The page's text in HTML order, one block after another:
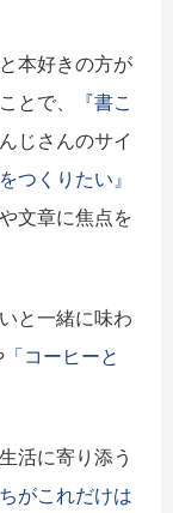
本好きの方が
とで、
『書こ
じさんのサイ
つくりたい』
文章に焦点を
と一緒に味わ
「コーヒーと
活に寄り添う
がこれだけは